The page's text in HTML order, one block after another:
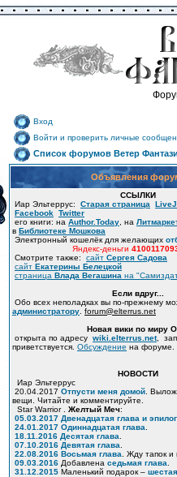
Вход
Войти и проверить личные
Список форумов Ветер
Объявления
ССЫЛКИ
Иар Эльтеррус: Старая страница
Facebook Twitter
его книги: на Author.Today , на
в Библиотеке Мошкова
Электронный кошелёк для желающих
Яндекс-деньги
Смотрите также: сайт Сергея Садова
сайт Екатерины Белецкой
страница Влада Вегашина на
Если вдруг...
Обо всех неполадках вы по-прежнему
администратору forum@elterrus.net
Новая вики по миру
открыта по адресу wiki.elterrus.net,
приветствуется. Обсуждение на форуме.
НОВОСТИ
Иар Эльтеррус
20.04.2017 Отпусти меня домой .
вещи. Читайте и комментируйте.
Star Warrior . Желтый Меч:
05.03.2017 Двенадцатая глава и эпилог
24.01.2017 Одиннадцатая глава
18.11.2016 Десятая глава
07.10.2016 Девятая глава
22.08.2016 Восьмая глава . Жду тапок
09.03.2016 Добавлена седьмая глава
31.12.2015 Маленький подарок –